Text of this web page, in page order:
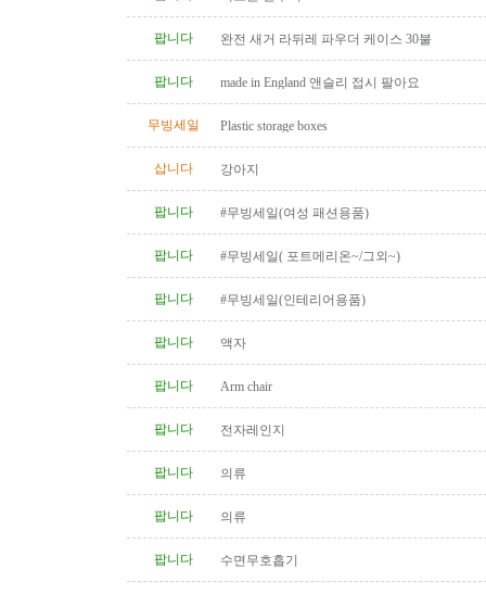
팝니다 완전 새거 라뒤레 파우더 케이스 30불
팝니다 made in England 앤슬리 접시 팔아요
무빙세일 Plastic storage boxes
삽니다 강아지
팝니다 #무빙세일(여성 패션용품)
팝니다 #무빙세일( 포트메리온~/그외~)
팝니다 #무빙세일(인테리어용품)
팝니다 액자
팝니다 Arm chair
팝니다 전자레인지
팝니다 의류
팝니다 의류
팝니다 수면무호흡기